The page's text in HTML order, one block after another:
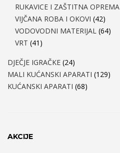
RUKAVICE I ZAŠTITNA OPREMA
VIJČANA ROBA I OKOVI (42)
VODOVODNI MATERIJAL (64)
VRT (41)
DJEČJE IGRAČKE (24)
MALI KUĆANSKI APARATI (129)
KUĆANSKI APARATI (68)
AKCIJE